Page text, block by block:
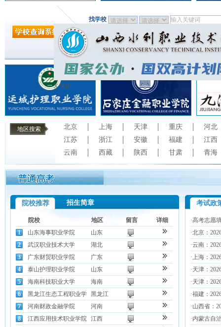
X 关闭
找学校
找招生
地区搜索 北京 上海 天津 重庆
河北
江苏
浙江 安徽 福建
江西
云南
西藏 陕西 甘肃 青海
院校推荐 招生简章
院校 地区 留言
详细
1
山东海事职业学院
山东
2
武汉职业技术大学
湖北
3
广东财贸职业学院
广东
4
泰山护理职业学院
山东
5
海南科技职业大学
海南
6
黑龙江生态工程职业学 黑龙江
7
河南财政金融学院
河南
8
江西应用技术职业学院 江西
考试政
·高考志愿
·北京：
·云南：
·上海：
·天津：
·天津：
·福建：
·山西省：
·内蒙古自